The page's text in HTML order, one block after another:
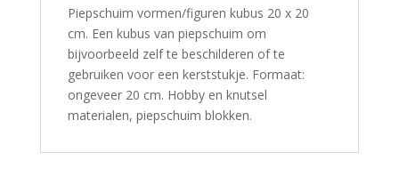
Piepschuim vormen/figuren kubus 20 x 20
cm. Een kubus van piepschuim om
bijvoorbeeld zelf te beschilderen of te
gebruiken voor een kerststukje. Formaat:
ongeveer 20 cm. Hobby en knutsel
materialen, piepschuim blokken.